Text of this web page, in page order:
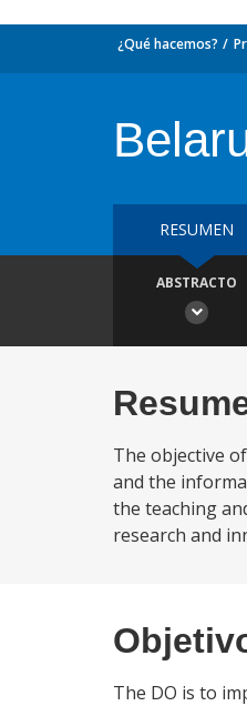
¿Qué hacemos?
RESUMEN
ABSTRACTO
The objective
and the
the teaching
research and
The DO is to